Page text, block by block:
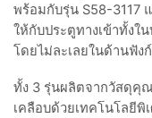
พร้อมกับรุ่น S58-3117
ให้กับประตูทางเข้าทั้ง
โดยไม่ละเลยในด้านฟัง
ทั้ง 3 รุ่นผลิตจากวัสดุคุ
เคลือบด้วยเทคโนโลยีพิ